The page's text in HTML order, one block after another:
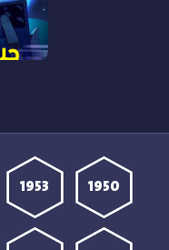
1950
1953